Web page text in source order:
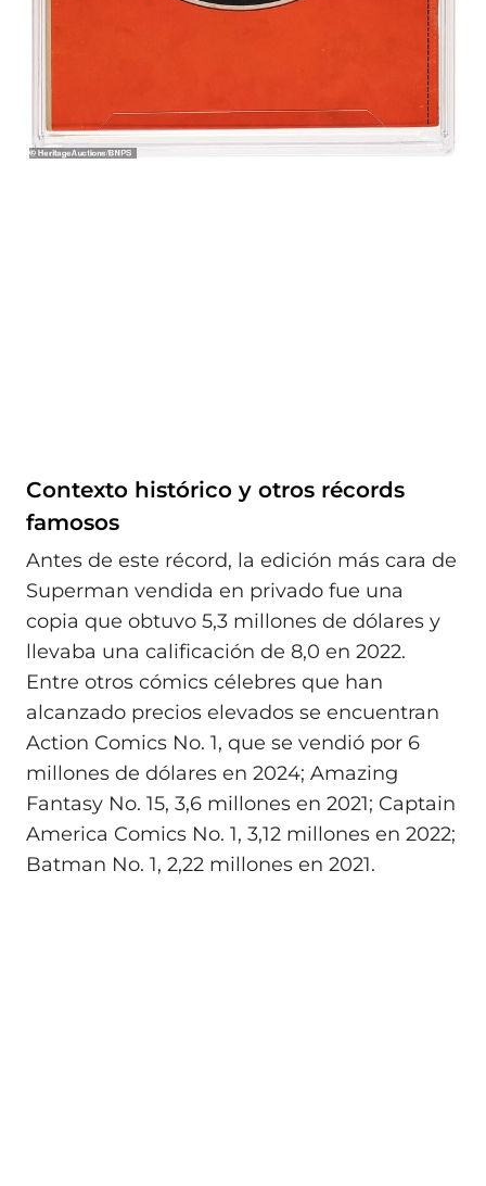
Contexto histórico y otros récords
famosos
Antes de este récord, la edición más cara de
Superman vendida en privado fue una
copia que obtuvo 5,3 millones de dólares y
llevaba una calificación de 8,0 en 2022.
Entre otros cómics célebres que han
alcanzado precios elevados se encuentran
Action Comics No. 1, que se vendió por 6
millones de dólares en 2024; Amazing
Fantasy No. 15, 3,6 millones en 2021; Captain
America Comics No. 1, 3,12 millones en 2022;
Batman No. 1, 2,22 millones en 2021.